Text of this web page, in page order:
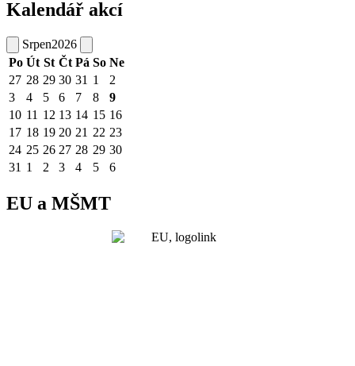
Kalendář akcí
Srpen2026
Po Út St Čt Pá So Ne
27 28 29 30 31 1
2
3
4 5 6 7 8
9
10 11 12 13 14 15 16
17 18 19 20 21 22 23
24 25 26 27 28 29 30
31 1 2 3 4 5 6
EU a MŠMT